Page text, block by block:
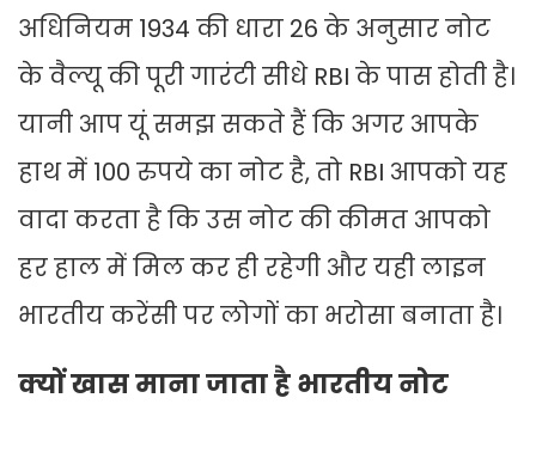
अधिनियम 1934 की धारा 26 के अनुसार नोट
के वैल्यू की पूरी गारंटी सीधे RBI के पास होती है।
यानी आप यूं समझ सकते हैं कि अगर आपके
हाथ में 100 रुपये का नोट है, तो RBI आपको यह
वादा करता है कि उस नोट की कीमत आपको
हर हाल में मिल कर ही रहेगी और यही लाइन
भारतीय करेंसी पर लोगों का भरोसा बनाता है।
क्यों खास माना जाता है भारतीय नोट